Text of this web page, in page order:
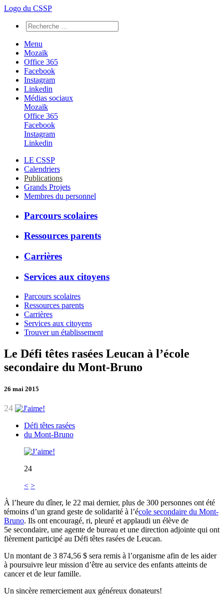
Logo du CSSP
Menu
Mozaïk
Office 365
Facebook
Instagram
Linkedin
Médias sociaux
Mozaïk
Office 365
Facebook
Instagram
Linkedin
LE CSSP
Calendriers
Publications
Grands Projets
Membres du personnel
Parcours scolaires
Ressources parents
Carrières
Services aux citoyens
Parcours scolaires
Ressources parents
Carrières
Services aux citoyens
Trouver un établissement
Le Défi têtes rasées Leucan à l’école
secondaire du Mont-Bruno
26 mai 2015
24
Défi têtes rasées
du Mont-Bruno
24
< >
À l’heure du dîner, le 22 mai dernier, plus de 300 personnes ont été
témoins d’un grand geste de solidarité à l’école secondaire du Mont-
Bruno. Ils ont encouragé, ri, pleuré et applaudi un élève de
5e secondaire, une agente de bureau et une direction adjointe qui ont
fièrement participé au Défi têtes rasées de Leucan.
Un montant de 3 874,56 $ sera remis à l’organisme afin de les aider
à poursuivre leur mission d’être au service des enfants atteints de
cancer et de leur famille.
Un sincère remerciement aux généreux donateurs!